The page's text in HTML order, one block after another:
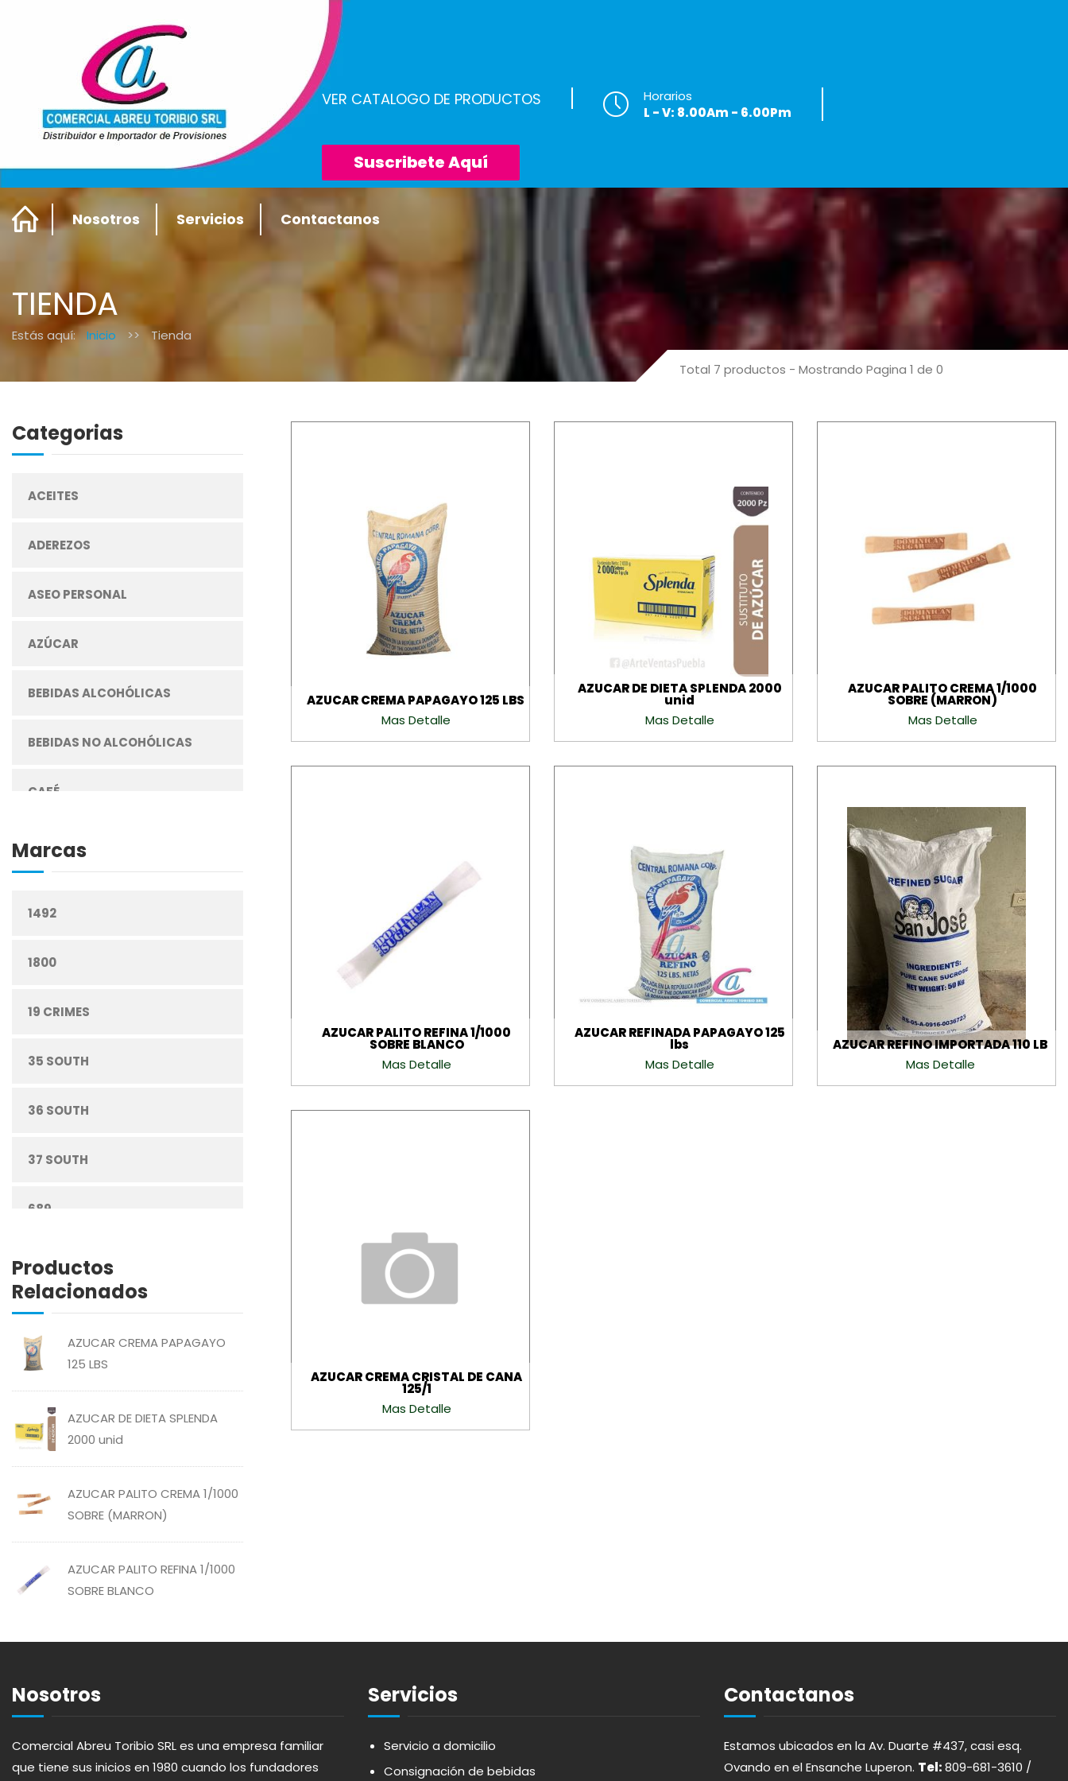
VER CATALOGO DE PRODUCTOS
Horarios
L - V: 8.00Am - 6.00Pm
Suscribete Aquí
Nosotros Servicios Contactanos
TIENDA
Estás aquí: Inicio >> Tienda
Total 7 productos - Mostrando Pagina 1 de 0
AZUCAR CREMA PAPAGAYO 125 LBS
Mas Detalle
AZUCAR DE DIETA SPLENDA 2000
unid
Mas Detalle
AZUCAR PALITO CREMA 1/1000
SOBRE (MARRON)
Mas Detalle
AZUCAR PALITO REFINA 1/1000
SOBRE BLANCO
Mas Detalle
AZUCAR REFINADA PAPAGAYO 125
lbs
Mas Detalle
AZUCAR REFINO IMPORTADA 110 LB
Mas Detalle
AZUCAR CREMA CRISTAL DE CANA
125/1
Mas Detalle
Categorias
ACEITES
ADEREZOS
ASEO PERSONAL
AZÚCAR
BEBIDAS ALCOHÓLICAS
BEBIDAS NO ALCOHÓLICAS
CAFÉ
CEREALES
HARINAS
HIGIENE PERSONAL
LAVANDERÍA
OTROS
Marcas
1492
1800
19 CRIMES
35 SOUTH
36 SOUTH
37 SOUTH
689
ABREU
ACTIVAGEL
AGAVITA
AMBAR
AMERICANA
AQUA
ARDUINI
Productos
Relacionados
AZUCAR CREMA PAPAGAYO
125 LBS
AZUCAR DE DIETA SPLENDA
2000 unid
AZUCAR PALITO CREMA 1/1000
SOBRE (MARRON)
AZUCAR PALITO REFINA 1/1000
SOBRE BLANCO
Nosotros
Comercial Abreu Toribio SRL es una empresa familiar
que tiene sus inicios en 1980 cuando los fundadores
Servicios
Servicio a domicilio
Consignación de bebidas
Contactanos
Estamos ubicados en la Av. Duarte #437, casi esq.
Ovando en el Ensanche Luperon. Tel:809-681-3610 /